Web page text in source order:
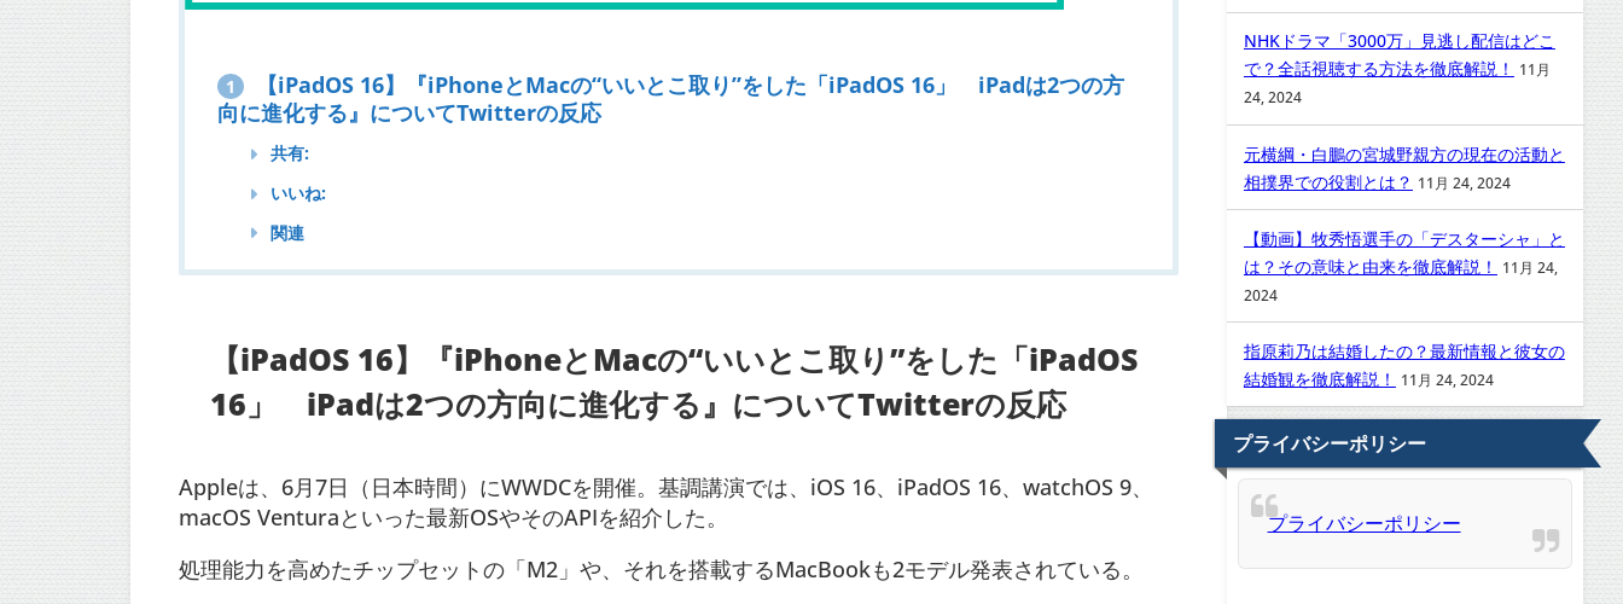
1
【iPadOS 16】『iPhoneとMacの“いいとこ取り”をした「iPadOS 16」 iPadは2つの方
向に進化する』についてTwitterの反応
共有:
いいね:
関連
【iPadOS 16】『iPhoneとMacの“いいとこ取り”をした「iPadOS
16」 iPadは2つの方向に進化する』についてTwitterの反応
Appleは、6月7日（日本時間）にWWDCを開催。基調講演では、iOS 16、iPadOS 16、watchOS 9、
macOS Venturaといった最新OSやそのAPIを紹介した。
処理能力を高めたチップセットの「M2」や、それを搭載するMacBookも2モデル発表されている。
NHKドラマ「3000万」見逃し配信はどこ
で？全話視聴する方法を徹底解説！
11月
24, 2024
元横綱・白鵬の宮城野親方の現在の活動と
相撲界での役割とは？ 11月 24, 2024
【動画】牧秀悟選手の「デスターシャ」と
は？その意味と由来を徹底解説！
11月 24,
2024
指原莉乃は結婚したの？最新情報と彼女の
結婚観を徹底解説！
11月 24, 2024
プライバシーポリシー
プライバシーポリシー